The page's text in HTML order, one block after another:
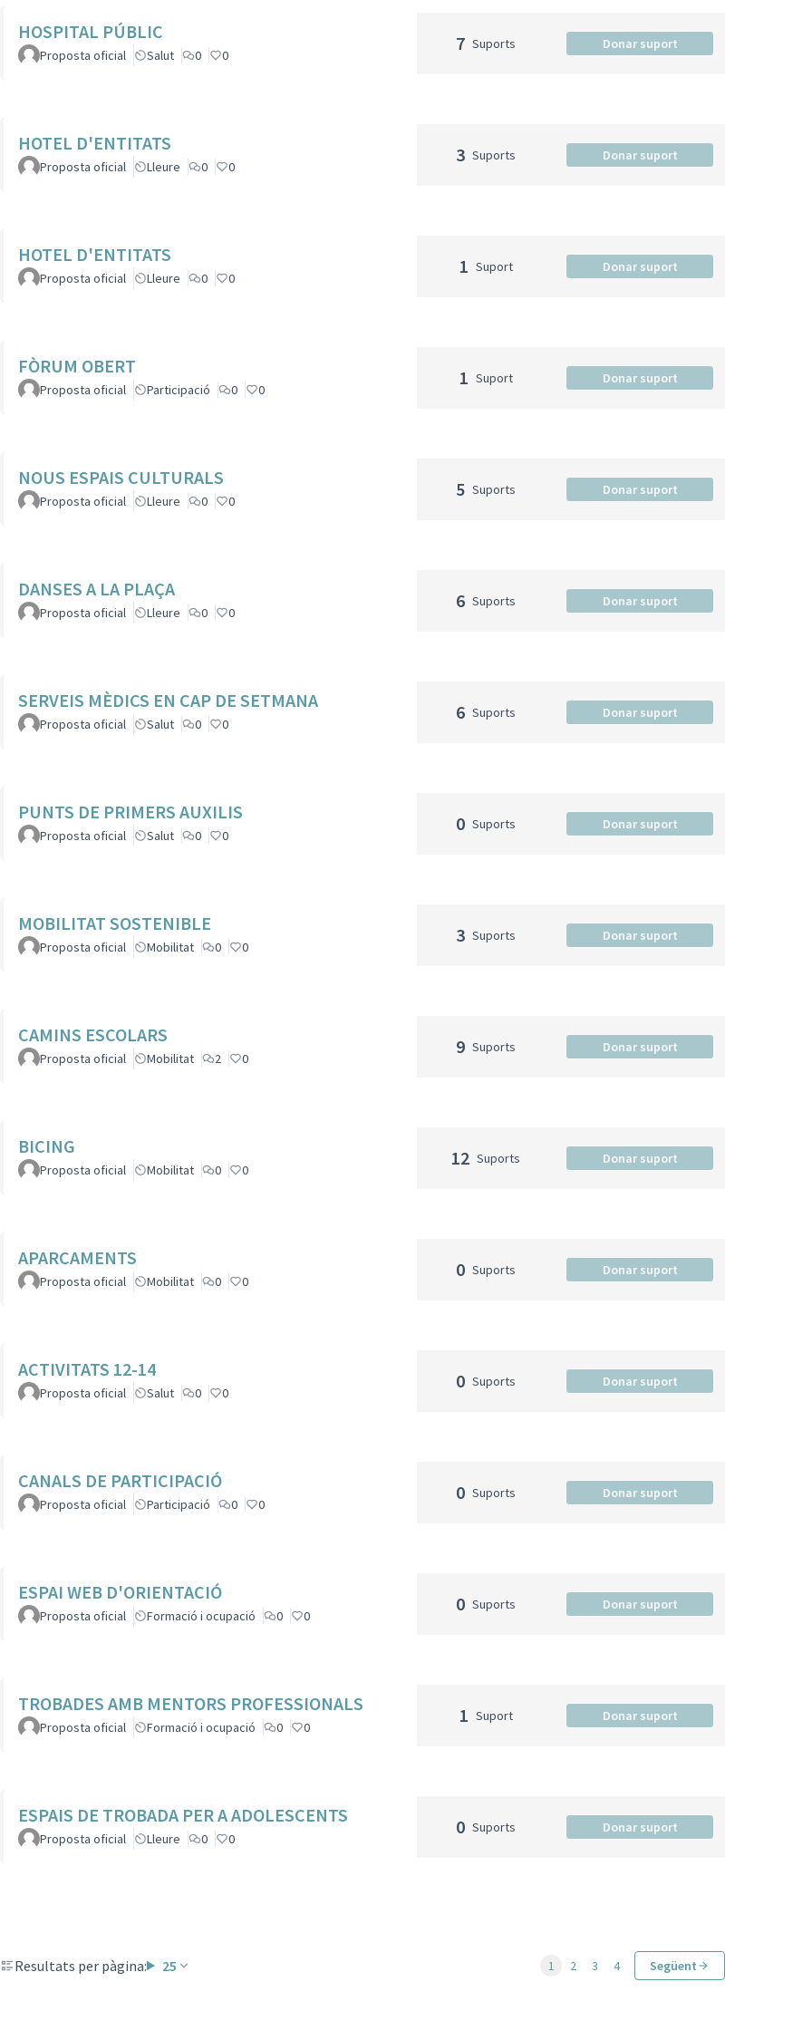
HOSPITAL PÚBLIC
Proposta oficial Salut 0 0
7 Suports Donar suport
HOTEL D'ENTITATS
Proposta oficial Lleure 0 0
3 Suports Donar suport
HOTEL D'ENTITATS
Proposta oficial Lleure 0 0
1 Suport Donar suport
FÒRUM OBERT
Proposta oficial Participació 0 0
1 Suport Donar suport
NOUS ESPAIS CULTURALS
Proposta oficial Lleure 0 0
5 Suports Donar suport
DANSES A LA PLAÇA
Proposta oficial Lleure 0 0
6 Suports Donar suport
SERVEIS MÈDICS EN CAP DE SETMANA
Proposta oficial Salut 0 0
6 Suports Donar suport
PUNTS DE PRIMERS AUXILIS
Proposta oficial Salut 0 0
0 Suports Donar suport
MOBILITAT SOSTENIBLE
Proposta oficial Mobilitat 0 0
3 Suports Donar suport
CAMINS ESCOLARS
Proposta oficial Mobilitat 2 0
9 Suports Donar suport
BICING
Proposta oficial Mobilitat 0 0
12 Suports Donar suport
APARCAMENTS
Proposta oficial Mobilitat 0 0
0 Suports Donar suport
ACTIVITATS 12-14
Proposta oficial Salut 0 0
0 Suports Donar suport
CANALS DE PARTICIPACIÓ
Proposta oficial Participació 0 0
0 Suports Donar suport
ESPAI WEB D'ORIENTACIÓ
Proposta oficial Formació i ocupació 0 0
0 Suports Donar suport
TROBADES AMB MENTORS PROFESSIONALS
Proposta oficial Formació i ocupació 0 0
1 Suport Donar suport
ESPAIS DE TROBADA PER A ADOLESCENTS
Proposta oficial Lleure 0 0
0 Suports Donar suport
Resultats per pàgina: 25 1 2 3 4 Següent